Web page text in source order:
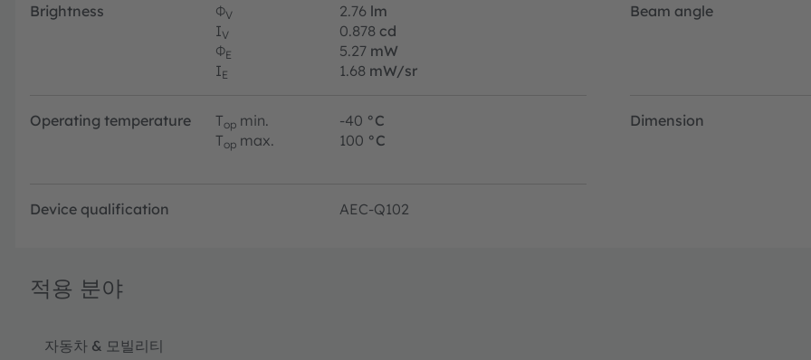
Brightness ΦV 2.76 lm
IV 0.878 cd
ΦE 5.27 mW
IE 1.68 mW/sr
Beam angle
Operating temperature Top min. -40 °C
Top max. 100 °C
Dimension
Device qualification AEC-Q102
적용 분야
자동차 & 모빌리티